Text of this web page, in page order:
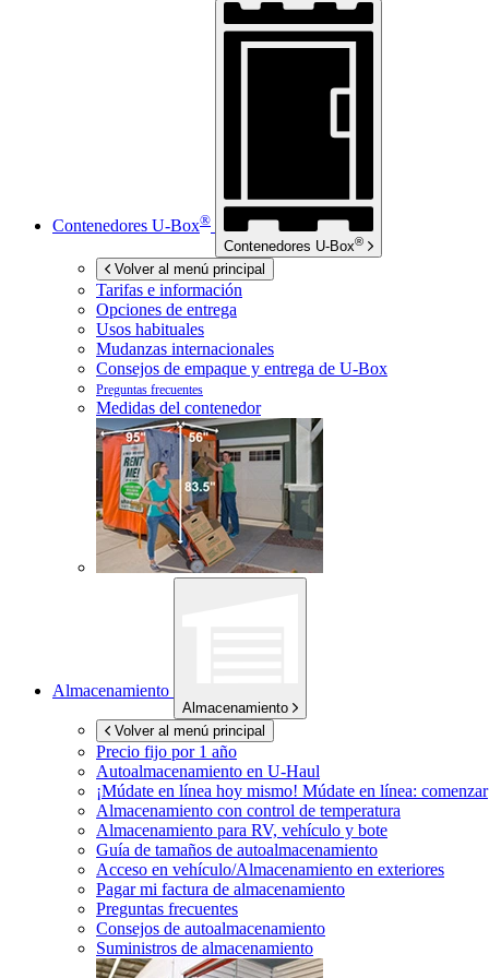
Contenedores U-Box®
Contenedores U-Box®
Volver al menú principal
Tarifas e información
Opciones de entrega
Usos habituales
Mudanzas internacionales
Consejos de empaque y entrega de U-Box
Preguntas frecuentes
Medidas del contenedor
Almacenamiento
Almacenamiento
Volver al menú principal
Precio fijo por 1 año
Autoalmacenamiento en U-Haul
¡Múdate en línea hoy mismo! Múdate en línea: comenzar
Almacenamiento con control de temperatura
Almacenamiento para RV, vehículo y bote
Guía de tamaños de autoalmacenamiento
Acceso en vehículo/Almacenamiento en exteriores
Pagar mi factura de almacenamiento
Preguntas frecuentes
Consejos de autoalmacenamiento
Suministros de almacenamiento